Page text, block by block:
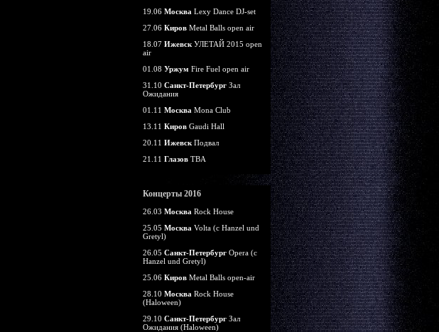
19.06 Москва Lexy Dance DJ-set
27.06 Киров Metal Balls open air
18.07 Ижевск УЛЕТАЙ 2015 open
air
01.08 Уржум Fire Fuel open air
31.10 Санкт-Петербург Зал
Ожидания
01.11 Москва Mona Club
13.11 Киров Gaudi Hall
20.11 Ижевск Подвал
21.11 Глазов TBA
Концерты 2016
26.03 Москва Rock House
25.05 Москва Volta (c Hanzel und
Gretyl)
26.05 Санкт-Петербург Opera (c
Hanzel und Gretyl)
25.06 Киров Metal Balls open-air
28.10 Москва Rock House
(Haloween)
29.10 Санкт-Петербург Зал
Ожидания (Haloween)